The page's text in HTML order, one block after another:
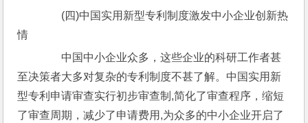
(四)中国实用新型专利制度激发中小企业创新热
情
中国中小企业众多，这些企业的科研工作者甚
至决策者大多对复杂的专利制度不甚了解。中国实用新
型专利申请审查实行初步审查制,简化了审查程序，缩短
了审查周期，减少了申请费用,为众多的中小企业开启了